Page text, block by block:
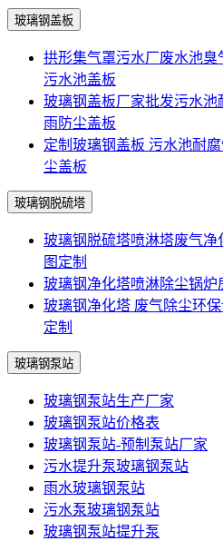
玻璃钢盖板
拱形集气罩污水厂废水池
污水池盖板
玻璃钢盖板厂家批发污水
雨防尘盖板
定制玻璃钢盖板 污水池耐
尘盖板
玻璃钢脱硫塔
玻璃钢脱硫塔喷淋塔废气
图定制
玻璃钢净化塔喷淋除尘锅
玻璃钢净化塔 废气除尘环
定制
玻璃钢泵站
玻璃钢泵站生产厂家
玻璃钢泵站价格表
玻璃钢泵站-预制泵站厂家
污水提升泵玻璃钢泵站
雨水玻璃钢泵站
污水泵玻璃钢泵站
玻璃钢泵站提升泵